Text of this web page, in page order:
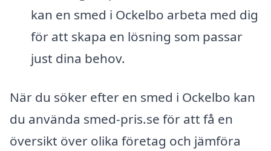
kan en smed i Ockelbo arbeta med dig
för att skapa en lösning som passar
just dina behov.
När du söker efter en smed i Ockelbo kan
du använda smed-pris.se för att få en
översikt över olika företag och jämföra